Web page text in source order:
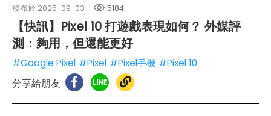
發布於 2025-09-03 5184
【快訊】Pixel 10 打遊戲表現如何？ 外媒評
測：夠用，但還能更好
#Google Pixel #Pixel #Pixel手機 #Pixel 10
分享給朋友